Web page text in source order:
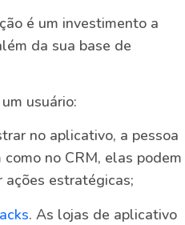
é um investimento a
da sua base de
usuário:
no aplicativo, a pessoa
no CRM, elas podem
estratégicas;
. As lojas de aplicativo